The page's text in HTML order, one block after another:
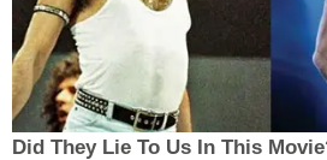
Did They Lie To Us In This